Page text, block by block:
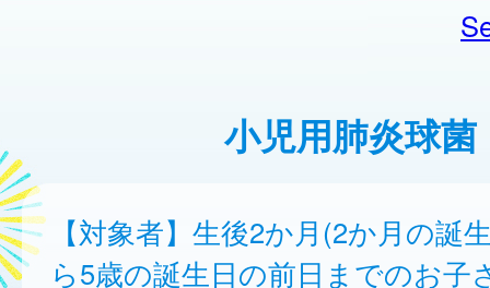
小児用肺炎球菌
【対象者】生後2か月(2か月の誕
ら5歳の誕生日の前日までのお子